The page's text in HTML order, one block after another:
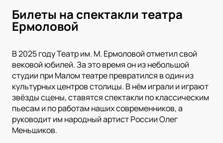
Билеты на спектакли театра
Ермоловой
В 2025 году Театр им. М. Ермоловой отметил свой
вековой юбилей. За это время он из небольшой
студии при Малом театре превратился в один из
культурных центров столицы. В нём играли и играют
звёзды сцены, ставятся спектакли по классическим
пьесам и по работам наших современников, а
руководит им народный артист России Олег
Меньшиков.